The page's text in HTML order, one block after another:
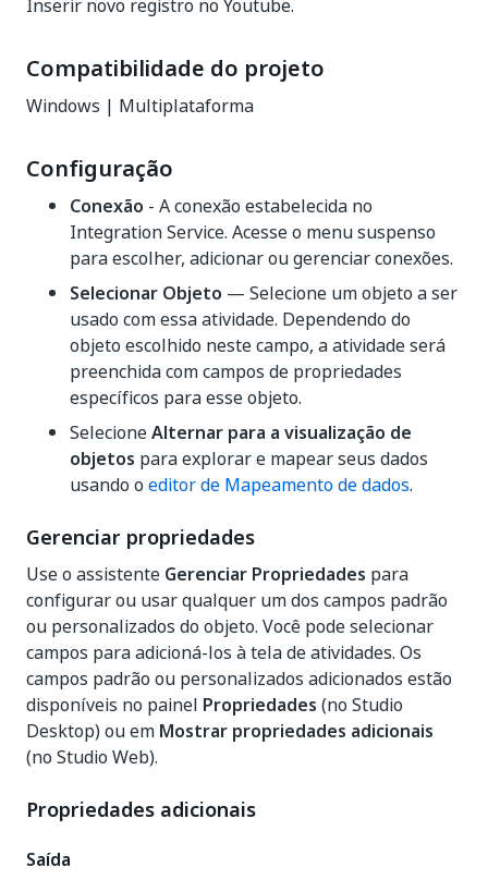
Inserir novo registro no Youtube.
Compatibilidade do projeto
Windows | Multiplataforma
Configuração
Conexão - A conexão estabelecida no
Integration Service. Acesse o menu suspenso
para escolher, adicionar ou gerenciar conexões.
Selecionar Objeto — Selecione um objeto a ser
usado com essa atividade. Dependendo do
objeto escolhido neste campo, a atividade será
preenchida com campos de propriedades
específicos para esse objeto.
SelecioneAlternar para a visualização de
objetos para explorar e mapear seus dados
usando o editor de Mapeamento de dados.
Gerenciar propriedades
Use o assistente Gerenciar Propriedades para
configurar ou usar qualquer um dos campos padrão
ou personalizados do objeto. Você pode selecionar
campos para adicioná-los à tela de atividades. Os
campos padrão ou personalizados adicionados estão
disponíveis no painel Propriedades (no Studio
Desktop) ou em Mostrar propriedades adicionais
(no Studio Web).
Propriedades adicionais
Saída